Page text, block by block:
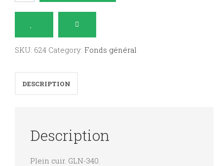
Flore
suivi
quantity
SKU: 624 Category: Fonds général
DESCRIPTION
Description
Plein cuir. GLN-340.